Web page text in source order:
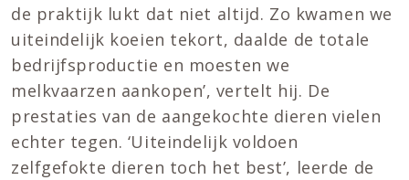
de praktijk lukt dat niet altijd. Zo kwamen we
uiteindelijk koeien tekort, daalde de totale
bedrijfsproductie en moesten we
melkvaarzen aankopen’, vertelt hij. De
prestaties van de aangekochte dieren vielen
echter tegen. ‘Uiteindelijk voldoen
zelfgefokte dieren toch het best’, leerde de